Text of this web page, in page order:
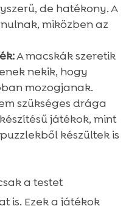
de hatékony. A
miközben az
A macskák szeretik
nekik, hogy
mozogjanak.
szükséges drága
játékok, mint
készültek is
a testet
is. Ezek a játékok